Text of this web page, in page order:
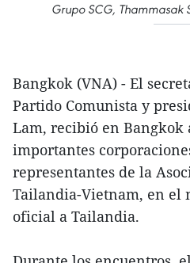
Grupo SCG, Thammasak
Bangkok (VNA) - El
Partido Comunista y
Lam, recibió en Bangkok
importantes
representantes de la
Tailandia-Vietnam, en el
oficial a Tailandia.